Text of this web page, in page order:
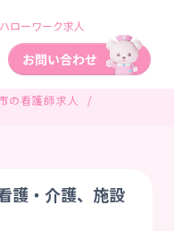
ローワーク求人
の看護師求人
護・介護、施設